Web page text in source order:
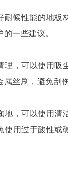
耐候性能的地板
一些建议。
，可以使用吸
丝刷，避免刮
，可以使用清
用过于酸性